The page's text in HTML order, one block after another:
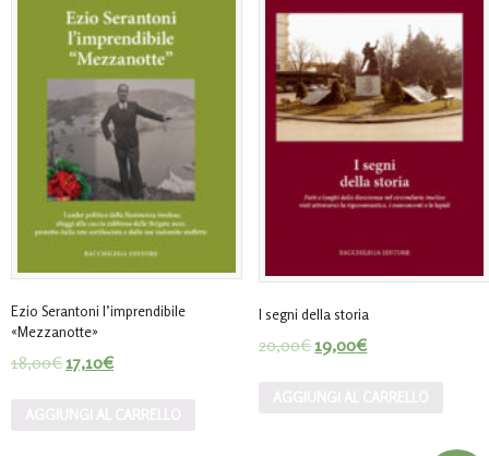
Ezio Serantoni l’imprendibile
«Mezzanotte»
18,00€17,10€
I segni della storia
20,00€19,00€